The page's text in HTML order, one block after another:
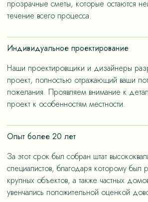
прозрачные сметы, которые остаются
течение всего процесса.
Индивидуальное проектирование
Наши проектировщики и дизайнеры
проект, полностью отражающий ваши
пожелания. Проявляем внимание к
проект к особенностям местности.
Опыт более 20 лет
За этот срок был собран штат
специалистов, благодаря которому был
крупных объектов, а также частных
увенчались положительной оценкой